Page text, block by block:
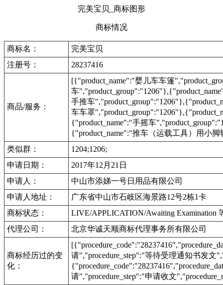
完美宝贝_商标图形
商标情况
商标名：
完美宝贝
注册号：
28237416
商品/服务：
[{"product_name":"婴儿车车篷
车
手推车
车车罩
{"product_name":"手摇车
{"product_name":"推车（运载工具）用小
类似群：
1204;1206;
申请日期：
2017年12月21日
申请人：
中山市添娣一号日用品有限公司
申请人地址：
广东省中山市石岐区海景路12号2栋1卡
商标状态：
LIVE/APPLICATION/Awaiting Examination
代理公司：
北京华诚天顺商标代理事务所有限公司
商标经历过的变
化：
请","procedure_step":"等待受理通知书发文
请","procedure_step":"申请收文